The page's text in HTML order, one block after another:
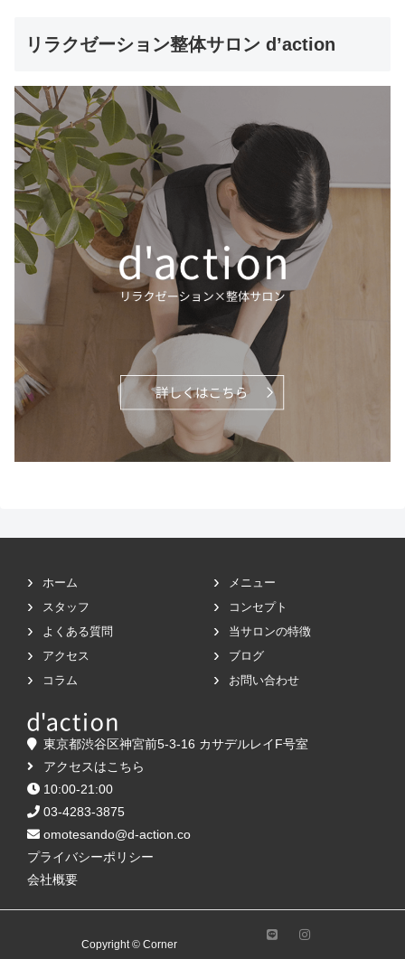
リラクゼーション整体サロン d’action
ホーム
メニュー
スタッフ
コンセプト
よくある質問
当サロンの特徴
アクセス
ブログ
コラム
お問い合わせ
東京都渋谷区神宮前5-3-16 カサデルレイF号室
アクセスはこちら
10:00-21:00
03-4283-3875
omotesando@d-action.co
プライバシーポリシー
会社概要
Copyright © Corner